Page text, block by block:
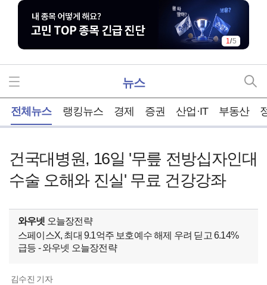
1/5
뉴스
전체뉴스 랭킹뉴스 경제 증권 산업·IT 부동산
건국대병원, 16일 '무릎 전방십자인대
수술 오해와 진실' 무료 건강강좌
와우넷 오늘장전략
스페이스X, 최대 9.1억주 보호예수 해제 우려 딛고 6.14%
급등 - 와우넷 오늘장전략
김수진 기자